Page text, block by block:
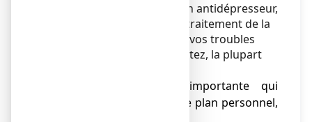
Ce médicament n'est pas un antidépresseur,
il n'est pas indiqué dans le traitement de la
dépression caractérisée. Si vos troubles
persistent et si vous ressentez, la plupart
● une souffrance importante qui
perturbe votre vie sur le plan personnel,